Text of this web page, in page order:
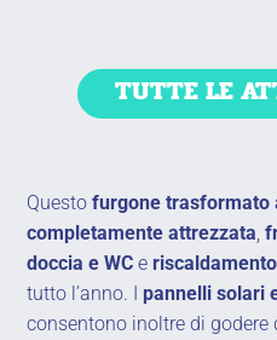
TUTTE LE
Questofurgone trasformato
completamente attrezzata ,
doccia e WC e
tutto l’anno. Ipannelli solari
consentono inoltre di godere